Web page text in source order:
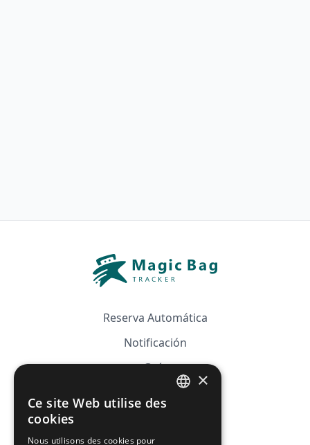
Reserva Automática
Notificación
Guía
×
Ce site Web utilise des
cookies
Nous utilisons des cookies pour